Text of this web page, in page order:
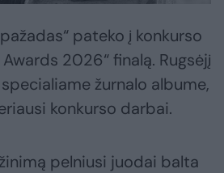
pateko į konkurso
2026“ finalą. Rugsėjį
žurnalo albume,
konkurso darbai.
pelniusi juodai balta